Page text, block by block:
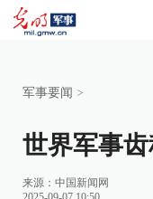
军事要闻 >
世界军事
来源： 中国新闻网